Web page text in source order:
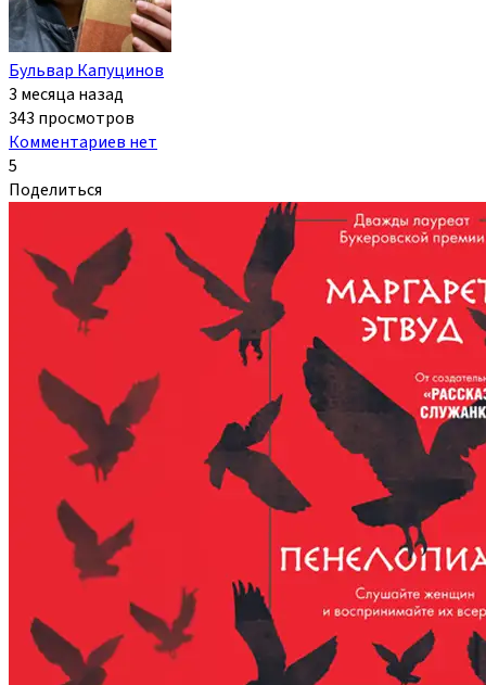
Бульвар Капуцинов
3 месяца назад
343 просмотров
Комментариев нет
5
Поделиться